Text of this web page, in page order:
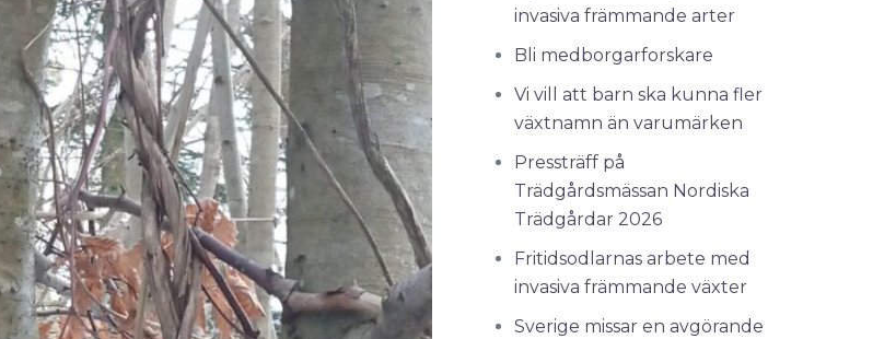
invasiva främmande arter
Bli medborgarforskare
Vi vill att barn ska kunna fler
växtnamn än varumärken
Pressträff på
Trädgårdsmässan Nordiska
Trädgårdar 2026
Fritidsodlarnas arbete med
invasiva främmande växter
Sverige missar en avgörande